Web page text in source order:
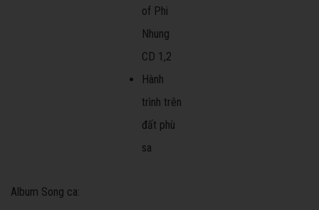
of Phi
Nhung
CD 1,2
Hành
trình trên
đất phù
sa
Album Song ca: